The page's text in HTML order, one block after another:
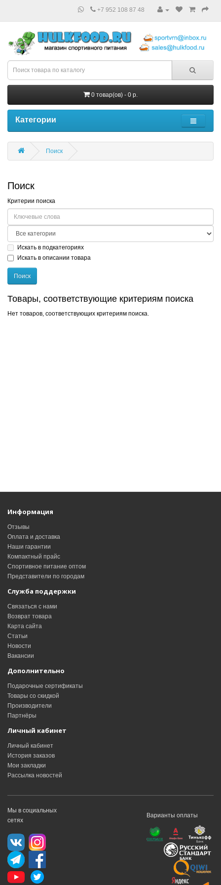
+7 952 108 87 48
0 товар(ов) - 0 р.
Категории
Поиск
Поиск
Критерии поиска
Искать в подкатегориях
Искать в описании товара
Товары, соответствующие критериям поиска
Нет товаров, соответствующих критериям поиска.
Информация
Отзывы
Оплата и доставка
Наши гарантии
Компактный прайс
Спортивное питание оптом
Представители по городам
Служба поддержки
Связаться с нами
Возврат товара
Карта сайта
Статьи
Новости
Вакансии
Дополнительно
Подарочные сертификаты
Товары со скидкой
Производители
Партнёры
Личный кабинет
Личный кабинет
История заказов
Мои закладки
Рассылка новостей
Мы в социальных
сетях
Варианты оплаты